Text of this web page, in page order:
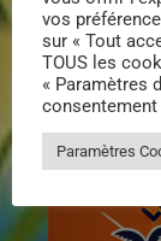
INFOS
vos
sur « Tout
TOUS les
« Paramètres
Paramètres